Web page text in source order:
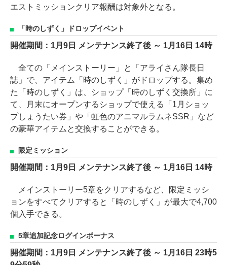
エストミッションクリア報酬は対象外となる。
「時のしずく」ドロップイベント
開催期間：1月9日 メンテナンス終了後 ～ 1月16日 14時
全ての「メインストーリー」と「アライさん隊長日
誌」で、アイテム「時のしずく」がドロップする。集め
た「時のしずく」は、ショップ「時のしずく交換所」に
て、月末にオープンするショップで使える「1月ショッ
プしょうたい券」や「虹色のアニマルラムネSSR」など
の豪華アイテムと交換することができる。
限定ミッション
開催期間：1月9日 メンテナンス終了後 ～ 1月16日 14時
メインストーリー5章をクリアするなど、限定ミッシ
ョンをすべてクリアすると「時のしずく」が最大で4,700
個入手できる。
5章追加記念ログインボーナス
開催期間：1月9日 メンテナンス終了後 ～ 1月16日 23時5